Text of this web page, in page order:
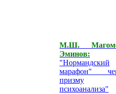
М.Ш.
Эминов:
"Нормандский
марафон"
призму
психоанализа"